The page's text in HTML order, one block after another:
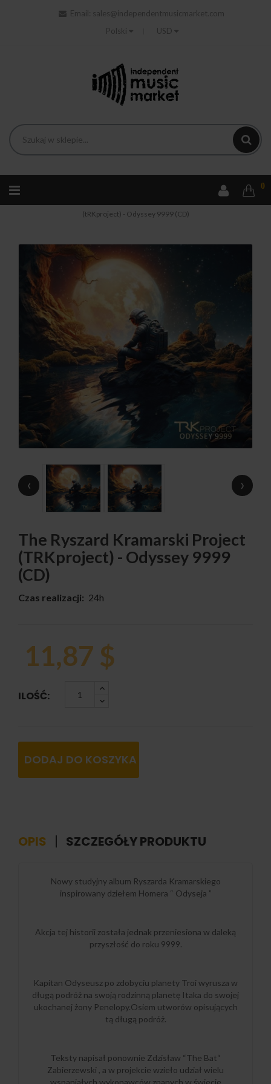
Email:
sales@independentmusicmarket.com
Polski
USD
0
The Ryszard Kramarski Project
(tRKproject) - Odyssey 9999 (CD)
‹ ›
The Ryszard Kramarski Project
(tRKproject) - Odyssey 9999
(CD)
Czas realizacji: 24h
11,87 $
ILOŚĆ:
DODAJ DO KOSZYKA
OPIS SZCZEGÓŁY PRODUKTU
Nowy studyjny album Ryszarda Kramarskiego
inspirowany dziełem Homera “ Odyseja ”
Akcja tej historii została jednak przeniesiona w daleką
przyszłość do roku 9999.
Kapitan Odyseusz po zdobyciu planety Troi wyrusza w
długą podróż na swoją rodzinną planetę Itaka do swojej
ukochanej żony Penelopy.Osiem utworów opisujących
tą długą podróż.
Teksty napisał ponownie Zdzisław “The Bat“
Zabierzewski , a w projekcie wzieło udział wielu
wspaniałych wykonawców znanych w świecie